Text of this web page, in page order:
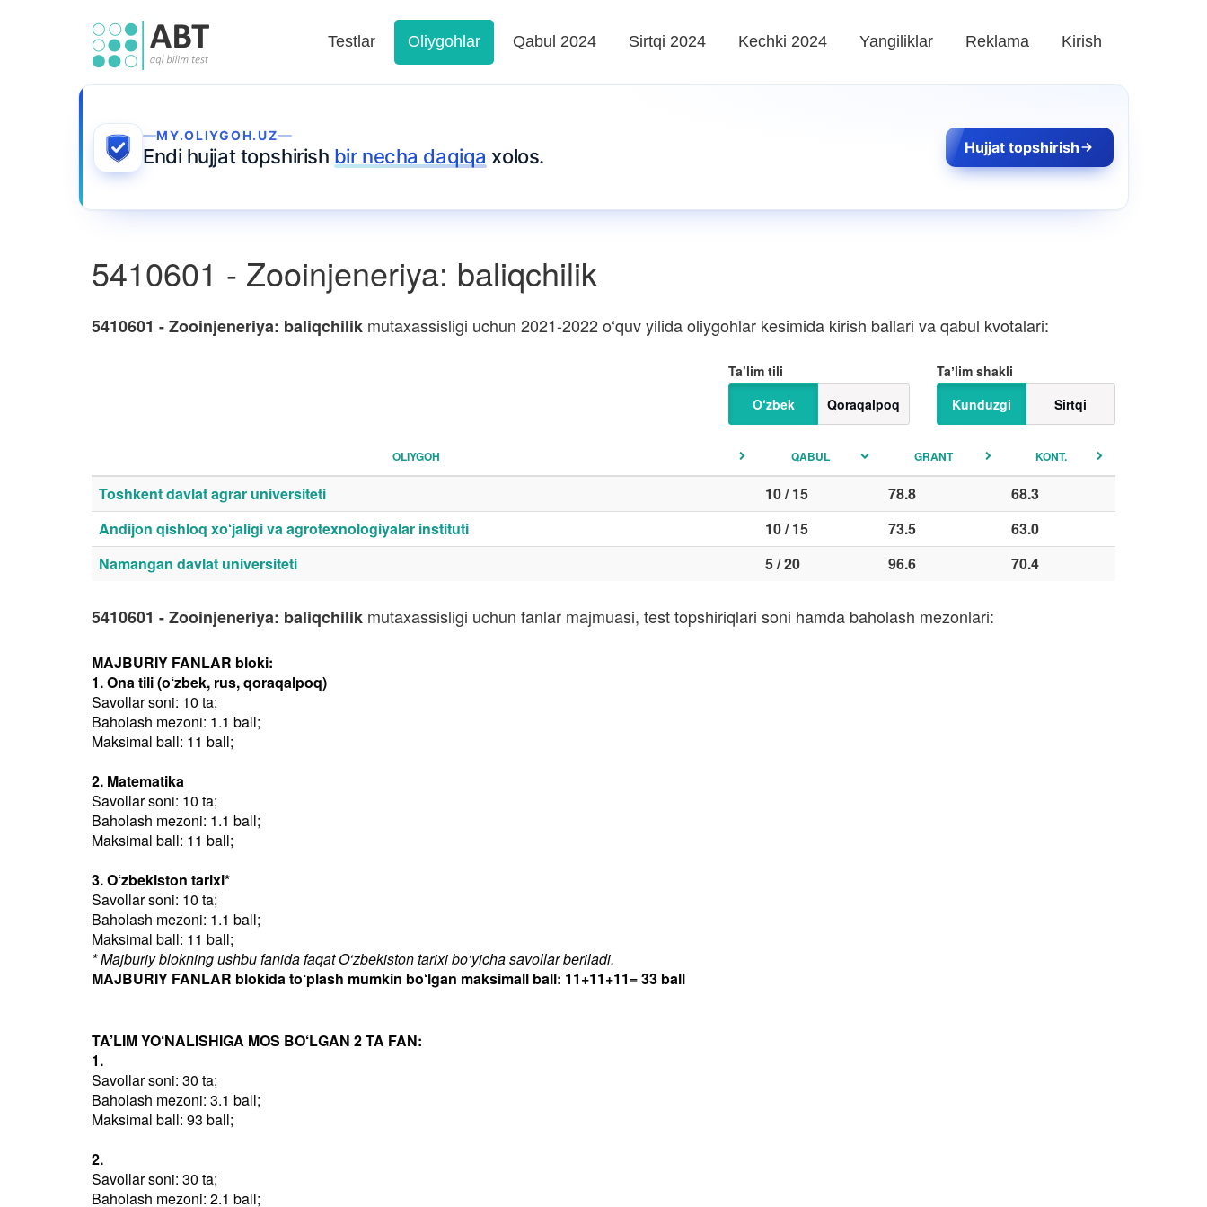
Testlar Oliygohlar Qabul 2024 Sirtqi 2024 Kechki 2024 Yangiliklar Reklama Kirish
MY.OLIYGOH.UZ
Endi hujjat topshirish bir necha daqiqa xolos. Hujjat topshirish
5410601 - Zooinjeneriya: baliqchilik
5410601 - Zooinjeneriya: baliqchilik mutaxassisligi uchun 2021-2022 o‘quv yilida oliygohlar kesimida kirish ballari va qabul kvotalari:
Taʼlim shakli
Kunduzgi
Sirtqi
Ta’lim tili
O‘zbek
Qoraqalpoq
OLIYGOH QABUL GRANT KONT.
Toshkent davlat agrar universiteti 10 / 15 78.8
68.3
Andijon qishloq xo‘jaligi va agrotexnologiyalar instituti
10 / 15 73.5
63.0
Namangan davlat universiteti
5 / 20 96.6 70.4
5410601 - Zooinjeneriya: baliqchilik mutaxassisligi uchun fanlar majmuasi, test topshiriqlari soni hamda baholash mezonlari:
MAJBURIY FANLAR bloki:
1. Ona tili (o‘zbek, rus, qoraqalpoq)
Savollar soni: 10 ta;
Baholash mezoni: 1.1 ball;
Maksimal ball: 11 ball;
2. Matematika
Savollar soni: 10 ta;
Baholash mezoni: 1.1 ball;
Maksimal ball: 11 ball;
3. O‘zbekiston tarixi*
Savollar soni: 10 ta;
Baholash mezoni: 1.1 ball;
Maksimal ball: 11 ball;
* Majburiy blokning ushbu fanida faqat O‘zbekiston tarixi bo‘yicha savollar beriladi.
MAJBURIY FANLAR blokida to‘plash mumkin bo‘lgan maksimall ball: 11+11+11= 33 ball
TA’LIM YO‘NALISHIGA MOS BO‘LGAN 2 TA FAN:
1.
Savollar soni: 30 ta;
Baholash mezoni: 3.1 ball;
Maksimal ball: 93 ball;
2.
Savollar soni: 30 ta;
Baholash mezoni: 2.1 ball;